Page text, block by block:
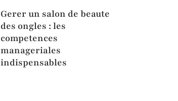
Gerer un salon de beaute
des ongles : les
competences
manageriales
indispensables